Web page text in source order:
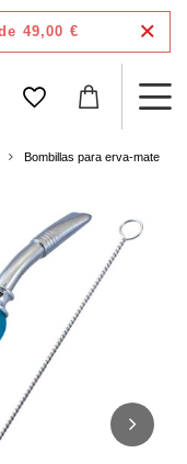
49,00 €
Bombillas para erva-mate